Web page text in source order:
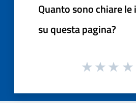
Quanto sono chiare
su questa pagina?